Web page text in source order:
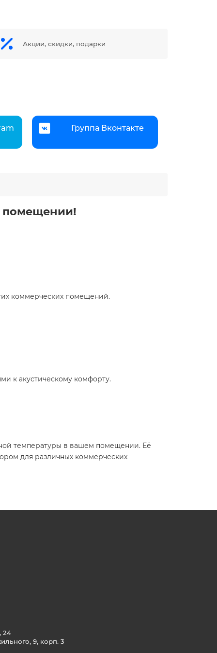
Акции, скидки, подарки
Группа Вконтакте
помещении!
коммерческих помещений.​
к акустическому комфорту.​
температуры в вашем помещении. Её
для различных коммерческих
24
9, корп. 3